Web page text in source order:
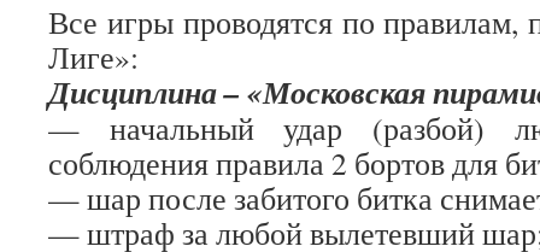
Все игры проводятся по правилам,
Лиге»:
Дисциплина – «Московская
— начальный удар (разбой)
соблюдения правила 2 бортов для
— шар после забитого битка
— штраф за любой вылетевший